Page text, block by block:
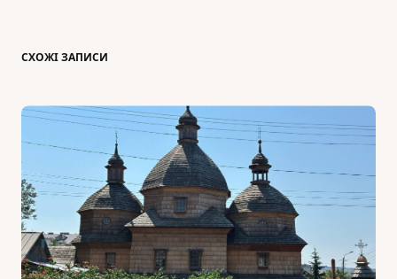
СХОЖІ ЗАПИСИ